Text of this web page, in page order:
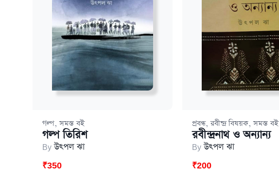
গল্প,সমস্ত বই
গল্প তিরিশ
Byউৎপল ঝা
₹350
প্রবন্ধ,রবীন্দ্র বিষয়ক,সমস্ত বই
রবীন্দ্রনাথ ও অন্যান্য
Byউৎপল ঝা
₹200